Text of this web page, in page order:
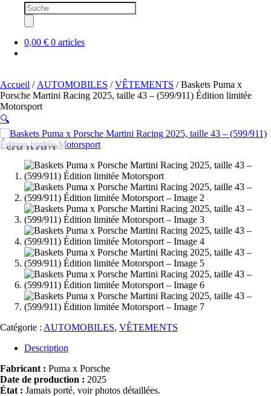
Recherche
de
produits
0,00 € 0 articles
Accueil / AUTOMOBILES /VÊTEMENTS / Baskets Puma x
Porsche Martini Racing 2025, taille 43 – (599/911) Édition limitée
Motorsport
🔍
SOLD OUT
Catégorie : AUTOMOBILES, VÊTEMENTS
Description
Fabricant : Puma x Porsche
Date de production : 2025
État : Jamais porté, voir photos détaillées.